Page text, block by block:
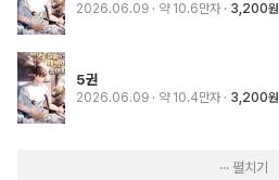
2026.06.09 · 약 10.6만자 3,200원
5권
2026.06.09 · 약 10.4만자 3,200원
··· 펼치기